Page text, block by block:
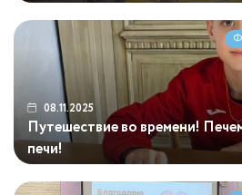
08.11.2025
Путешествие во времени!
печи!